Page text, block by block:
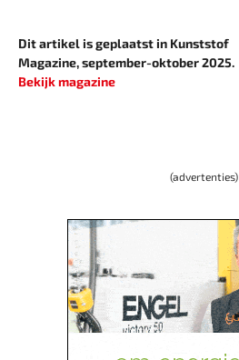
Dit artikel is geplaatst in Kunststof
Magazine, september-oktober 2025.
Bekijk magazine
(advertenties)